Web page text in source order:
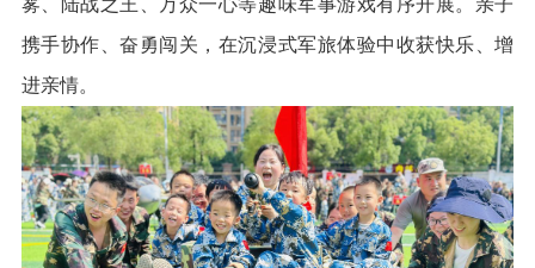
携手协作、奋勇闯关，在沉浸式军旅体验中收获快乐、增
进亲情。